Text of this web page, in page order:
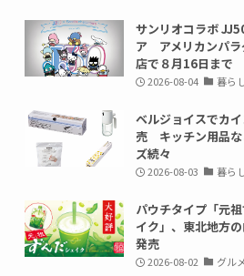
サンリオコラボ
ア アメリカンパラ
店で８月16日まで
2026-08-04 暮ら
ベルジョイスでカ
売 キッチン用品な
ズ続々
2026-08-03 暮ら
パウチタイプ「元
イク」、東北地方
発売
2026-08-02 グル